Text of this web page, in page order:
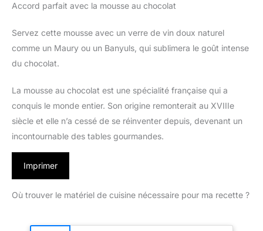
Accord parfait avec la mousse au chocolat
Servez cette mousse avec un verre de vin doux naturel
comme un Maury ou un Banyuls, qui sublimera le goût intense
du chocolat.
La mousse au chocolat est une spécialité française qui a
conquis le monde entier. Son origine remonterait au XVIIIe
siècle et elle n’a cessé de se réinventer depuis, devenant un
incontournable des tables gourmandes.
Imprimer
Où trouver le matériel de cuisine nécessaire pour ma recette ?